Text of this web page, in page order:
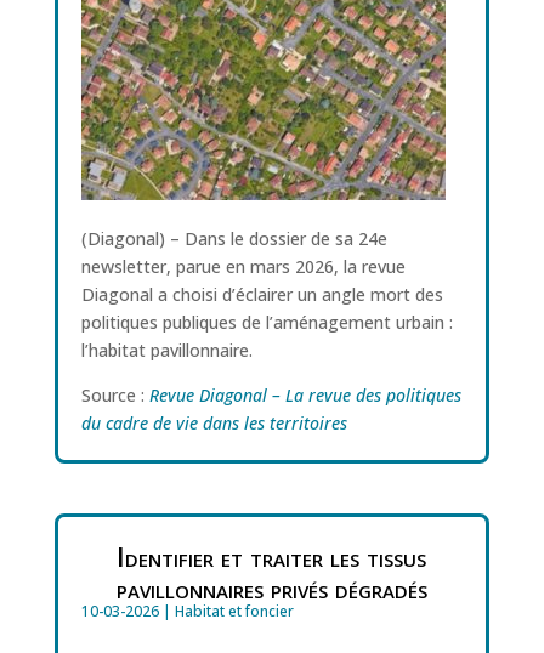
(Diagonal) – Dans le dossier de sa 24e
newsletter, parue en mars 2026, la revue
Diagonal a choisi d’éclairer un angle mort des
politiques publiques de l’aménagement urbain :
l’habitat pavillonnaire.
Source : Revue Diagonal – La revue des politiques
du cadre de vie dans les territoires
Identifier et traiter les tissus
pavillonnaires privés dégradés
10-03-2026| Habitat et foncier